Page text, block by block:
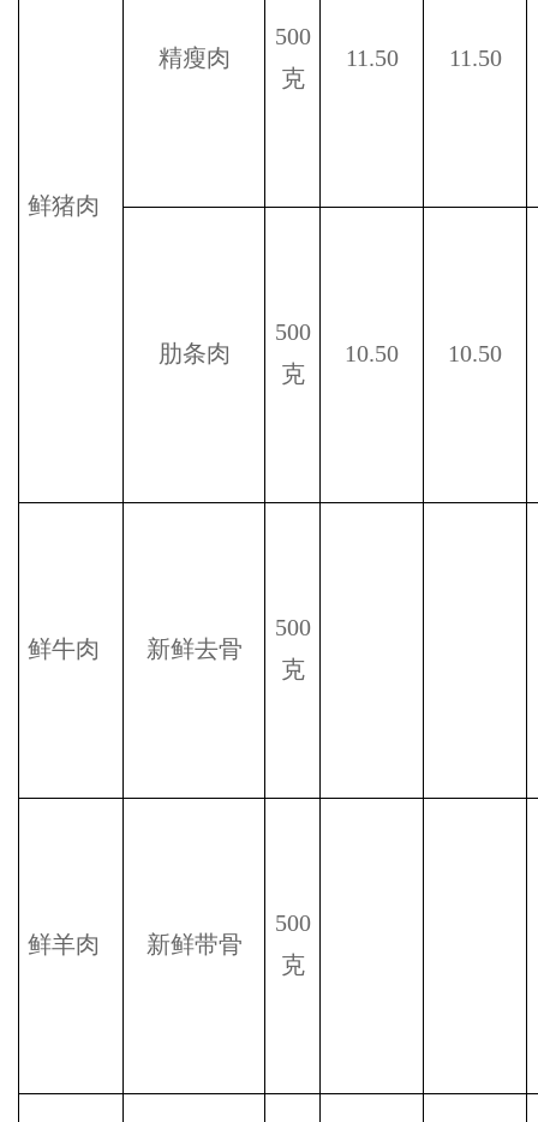
鲜猪肉
精瘦肉
500
克
11.50 11.50
肋条肉
500
克
10.50 10.50
鲜牛肉 新鲜去骨
500
克
鲜羊肉 新鲜带骨
500
克